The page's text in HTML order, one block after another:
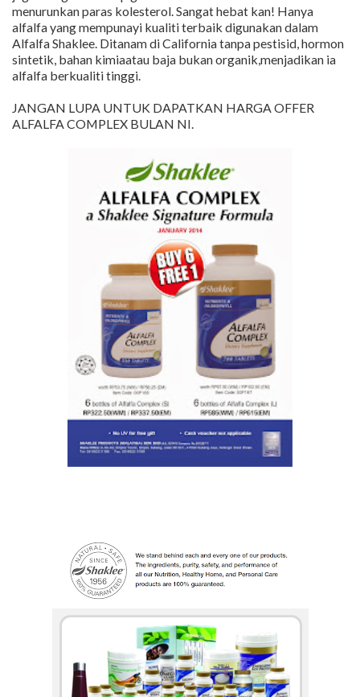
menurunkan paras kolesterol. Sangat hebat kan! Hanya
alfalfa yang mempunayi kualiti terbaik digunakan dalam
Alfalfa Shaklee. Ditanam di California tanpa pestisid, hormon
sintetik, bahan kimiaatau baja bukan organik,menjadikan ia
alfalfa berkualiti tinggi.
JANGAN LUPA UNTUK DAPATKAN HARGA OFFER
ALFALFA COMPLEX BULAN NI.